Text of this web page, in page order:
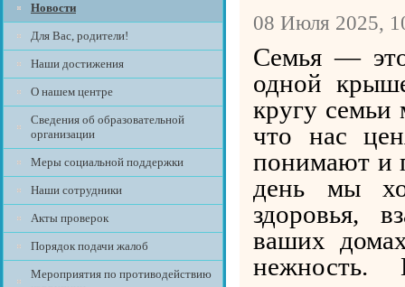
Новости
Для Вас, родители!
Наши достижения
О нашем центре
Сведения об образовательной
организации
Меры социальной поддержки
Наши сотрудники
Акты проверок
Порядок подачи жалоб
Мероприятия по противодействию
08 Июля 2025,
Семья —
одной
кругу семьи
что нас
понимают и
день мы
здоровья,
ваших
нежность.